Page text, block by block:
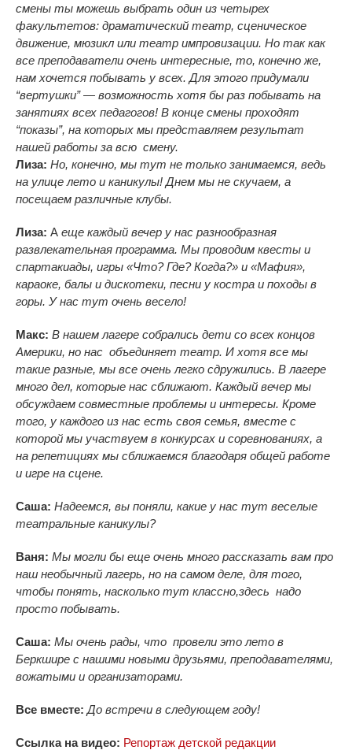
смены ты можешь выбрать один из четырех
факультетов: драматический театр, сценическое
движение, мюзикл или театр импровизации. Но так как
все преподаватели очень интересные, то, конечно же,
нам хочется побывать у всех. Для этого придумали
“вертушки” — возможность хотя бы раз побывать на
занятиях всех педагогов! В конце смены проходят
“показы”, на которых мы представляем результат
нашей работы за всю смену.
Лиза: Но, конечно, мы тут не только занимаемся, ведь
на улице лето и каникулы! Днем мы не скучаем, а
посещаем различные клубы.
Лиза: А еще каждый вечер у нас разнообразная
развлекательная программа. Мы проводим квесты и
спартакиады, игры «Что? Где? Когда?» и «Мафия»,
караоке, балы и дискотеки, песни у костра и походы в
горы. У нас тут очень весело!
Макс: В нашем лагере собрались дети со всех концов
Америки, но нас объединяет театр. И хотя все мы
такие разные, мы все очень легко сдружились. В лагере
много дел, которые нас сближают. Каждый вечер мы
обсуждаем совместные проблемы и интересы. Кроме
того, у каждого из нас есть своя семья, вместе с
которой мы участвуем в конкурсах и соревнованиях, а
на репетициях мы сближаемся благодаря общей работе
и игре на сцене.
Саша: Надеемся, вы поняли, какие у нас тут веселые
театральные каникулы?
Ваня: Мы могли бы еще очень много рассказать вам про
наш необычный лагерь, но на самом деле, для того,
чтобы понять, насколько тут классно,здесь надо
просто побывать.
Саша: Мы очень рады, что провели это лето в
Беркшире с нашими новыми друзьями, преподавателями,
вожатыми и организаторами.
Все вместе: До встречи в следующем году!
Ссылка на видео: Репортаж детской редакции